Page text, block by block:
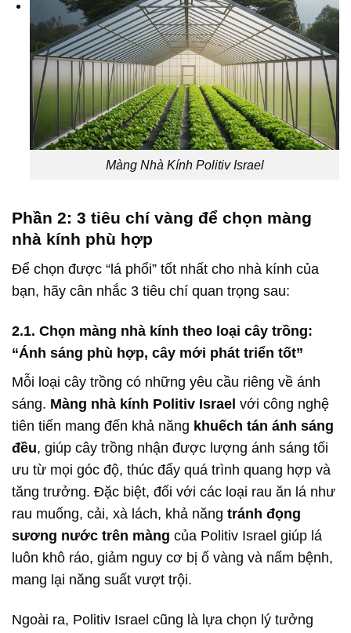
Màng Nhà Kính Politiv Israel
Phần 2: 3 tiêu chí vàng để chọn màng
nhà kính phù hợp
Để chọn được “lá phổi” tốt nhất cho nhà kính của
bạn, hãy cân nhắc 3 tiêu chí quan trọng sau:
2.1. Chọn màng nhà kính theo loại cây trồng:
“Ánh sáng phù hợp, cây mới phát triển tốt”
Mỗi loại cây trồng có những yêu cầu riêng về ánh
sáng. Màng nhà kính Politiv Israel với công nghệ
tiên tiến mang đến khả năng khuếch tán ánh sáng
đều, giúp cây trồng nhận được lượng ánh sáng tối
ưu từ mọi góc độ, thúc đẩy quá trình quang hợp và
tăng trưởng. Đặc biệt, đối với các loại rau ăn lá như
rau muống, cải, xà lách, khả năng tránh đọng
sương nước trên màng của Politiv Israel giúp lá
luôn khô ráo, giảm nguy cơ bị ố vàng và nấm bệnh,
mang lại năng suất vượt trội.
Ngoài ra, Politiv Israel cũng là lựa chọn lý tưởng